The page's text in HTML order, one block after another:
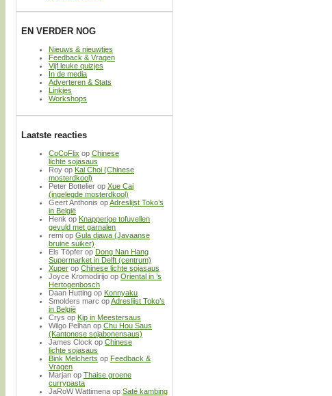
EN VERDER NOG
Nieuws & nieuwtjes
Feedback & Vragen
Vijf leuke quizjes
In de media
Adverteren & Stats
Linkjes
Workshops
Laatste reacties
CoCoFlix op Chinese
lichte sojasaus
Roy op Kai Choi (Chinese
mosterdkool)
Peter Bottelier op Xue Cai
(ingelegde mosterdkool)
Geert Anthonis opAdreslijst Toko’s
in België
Henk op Knapperige tofuvellen
gevuld met garnalen
remi op Gula djawa (Javaanse
bruine suiker)
Els Töpfer op Dong Nan Hang
Supermarket in Delft (centrum)
Xuper op Chinese lichte sojasaus
Joyce Kromodirijo op Oriental in ’s
Hertogenbosch
Daan Hutting op Konnyaku
Smolders marc opAdreslijst Toko’s
in België
Crys op Kip in Meestersaus
Wilgo Pelhan op Chu Hou Saus
(Kantonese sojabonensaus)
James Clock op Chinese
lichte sojasaus
Bink Melcherts op Feedback &
Vragen
Marjan op Thaise groene
currypasta
JaRoW Wattimena op Saté kambing